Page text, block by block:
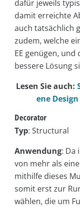
dafür jeweils
damit erreichte
auch tatsächlich
zudem, welche
EE genügen,
bessere Lösung
Lesen Sie auch:
ene
Decorator
Typ: Structural
Anwendung: Da
von mehr als
mithilfe dieses
somit erst zur
wählen, die um